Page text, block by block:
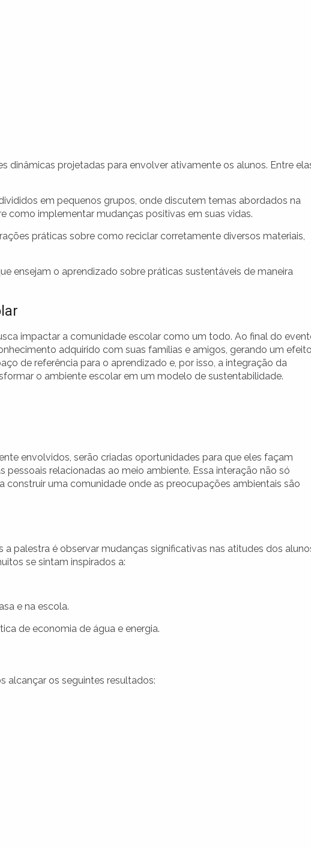
dinâmicas projetadas para envolver ativamente os alunos. Entre
em pequenos grupos, onde discutem temas abordados na
como implementar mudanças positivas em suas vidas.
práticas sobre como reciclar corretamente diversos materiais,
ensejam o aprendizado sobre práticas sustentáveis de maneira
impactar a comunidade escolar como um todo. Ao final do
adquirido com suas famílias e amigos, gerando um
de referência para o aprendizado e, por isso, a integração da
o ambiente escolar em um modelo de sustentabilidade.
envolvidos, serão criadas oportunidades para que eles façam
pessoais relacionadas ao meio ambiente. Essa interação não só
construir uma comunidade onde as preocupações ambientais são
palestra é observar mudanças significativas nas atitudes dos
se sintam inspirados a:
e na escola.
de economia de água e energia.
alcançar os seguintes resultados: